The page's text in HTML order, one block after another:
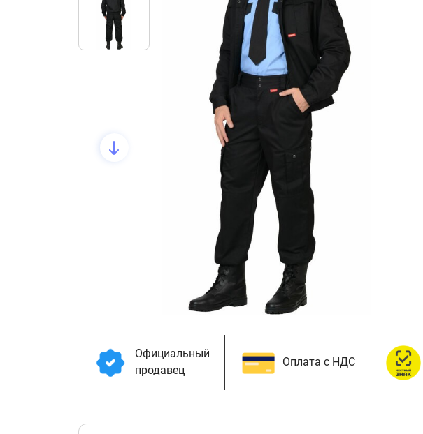
Официальный
продавец
Оплата с НДС